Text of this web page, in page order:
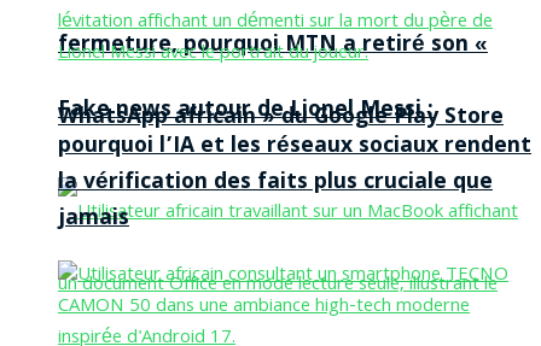
fermeture, pourquoi MTN a retiré son «
WhatsApp africain » du Google Play Store
Fake news autour de Lionel Messi :
pourquoi l’IA et les réseaux sociaux rendent
la vérification des faits plus cruciale que
jamais